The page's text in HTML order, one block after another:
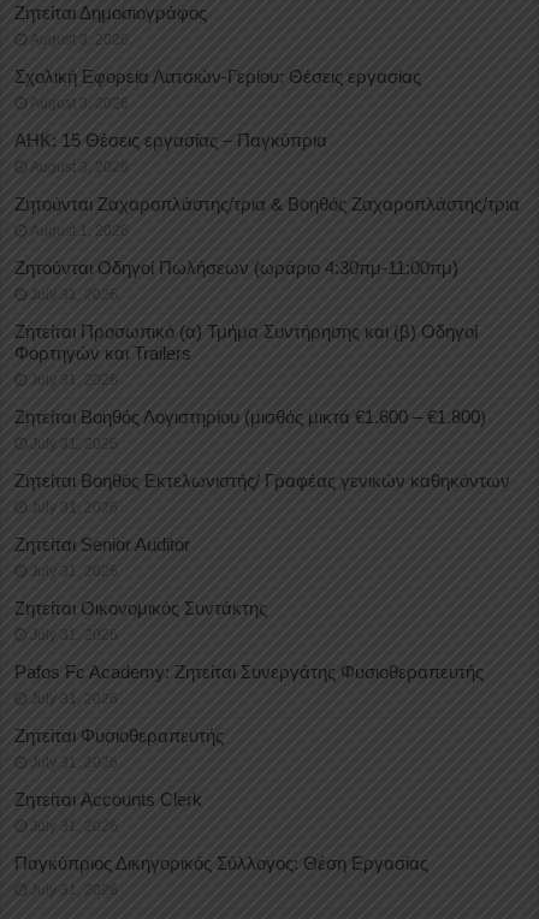
Ζητείται Δημοσιογράφος
August 3, 2026
Σχολική Εφορεία Λατσιών-Γερίου: Θέσεις εργασίας
August 3, 2026
ΑΗΚ: 15 Θέσεις εργασίας – Παγκύπρια
August 3, 2026
Ζητούνται Ζαχαροπλάστης/τρια & Βοηθός Ζαχαροπλάστης/τρια
August 1, 2026
Ζητούνται Οδηγοί Πωλήσεων (ωράριο 4:30πμ-11:00πμ)
July 31, 2026
Ζητείται Προσωπικό (α) Τμήμα Συντήρησης και (β) Οδηγοί
Φορτηγών και Trailers
July 31, 2026
Ζητείται Βοηθός Λογιστηρίου (μισθός μικτά €1.600 – €1.800)
July 31, 2026
Ζητείται Βοηθός Εκτελωνιστής/ Γραφέας γενικών καθηκόντων
July 31, 2026
Ζητείται Senior Auditor
July 31, 2026
Ζητείται Οικονομικός Συντάκτης
July 31, 2026
Pafos Fc Academy: Ζητείται Συνεργάτης Φυσιοθεραπευτής
July 31, 2026
Ζητείται Φυσιοθεραπευτής
July 31, 2026
Ζητείται Accounts Clerk
July 31, 2026
Παγκύπριος Δικηγορικός Σύλλογος: Θέση Εργασίας
July 31, 2026